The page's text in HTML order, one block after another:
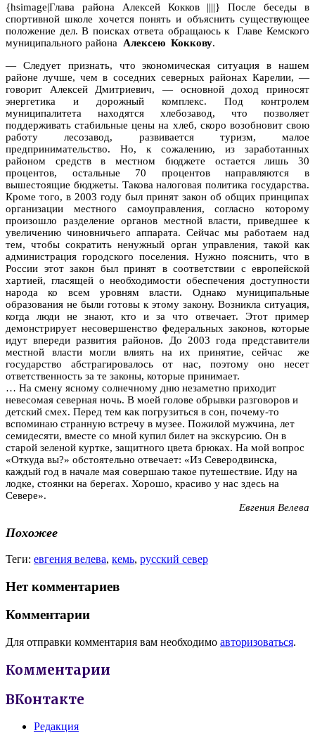
{hsimage|Глава района Алексей Кокков ||||} После беседы в
спортивной школе хочется понять и объяснить существующее
положение дел. В поисках ответа обращаюсь к Главе Кемского
муниципального района Алексею Коккову.
— Следует признать, что экономическая ситуация в нашем
районе лучше, чем в соседних северных районах Карелии, —
говорит Алексей Дмитриевич, — основной доход приносят
энергетика и дорожный комплекс. Под контролем
муниципалитета находятся хлебозавод, что позволяет
поддерживать стабильные цены на хлеб, скоро возобновит свою
работу лесозавод, развивается туризм, малое
предпринимательство. Но, к сожалению, из заработанных
районом средств в местном бюджете остается лишь 30
процентов, остальные 70 процентов направляются в
вышестоящие бюджеты. Такова налоговая политика государства.
Кроме того, в 2003 году был принят закон об общих принципах
организации местного самоуправления, согласно которому
произошло разделение органов местной власти, приведшее к
увеличению чиновничьего аппарата. Сейчас мы работаем над
тем, чтобы сократить ненужный орган управления, такой как
администрация городского поселения. Нужно пояснить, что в
России этот закон был принят в соответствии с европейской
хартией, гласящей о необходимости обеспечения доступности
народа ко всем уровням власти. Однако муниципальные
образования не были готовы к этому закону. Возникла ситуация,
когда люди не знают, кто и за что отвечает. Этот пример
демонстрирует несовершенство федеральных законов, которые
идут впереди развития районов. До 2003 года представители
местной власти могли влиять на их принятие, сейчас же
государство абстрагировалось от нас, поэтому оно несет
ответственность за те законы, которые принимает.
… На смену ясному солнечному дню незаметно приходит
невесомая северная ночь. В моей голове обрывки разговоров и
детский смех. Перед тем как погрузиться в сон, почему-то
вспоминаю странную встречу в музее. Пожилой мужчина, лет
семидесяти, вместе со мной купил билет на экскурсию. Он в
старой зеленой куртке, защитного цвета брюках. На мой вопрос
«Откуда вы?» обстоятельно отвечает: «Из Северодвинска,
каждый год в начале мая совершаю такое путешествие. Иду на
лодке, стоянки на берегах. Хорошо, красиво у нас здесь на
Севере».
Евгения Велева
Похожее
Теги: евгения велева, кемь, русский север
Нет комментариев
Комментарии
Для отправки комментария вам необходимо авторизоваться.
Комментарии
ВКонтакте
Редакция